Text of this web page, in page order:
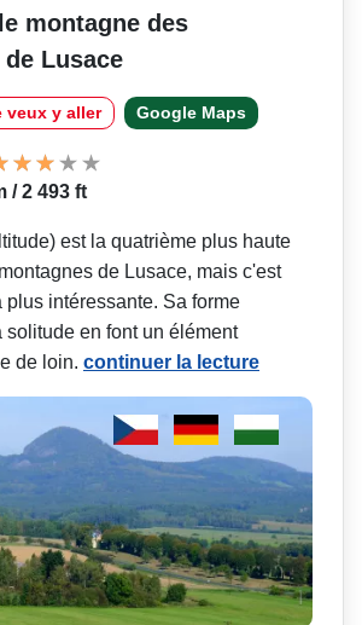
montagne des
Lusace
veux y aller Google Maps
/ 2 493 ft
est la quatrième plus haute
de Lusace, mais c'est
plus intéressante. Sa forme
solitude en font un élément
de loin. continuer la lecture